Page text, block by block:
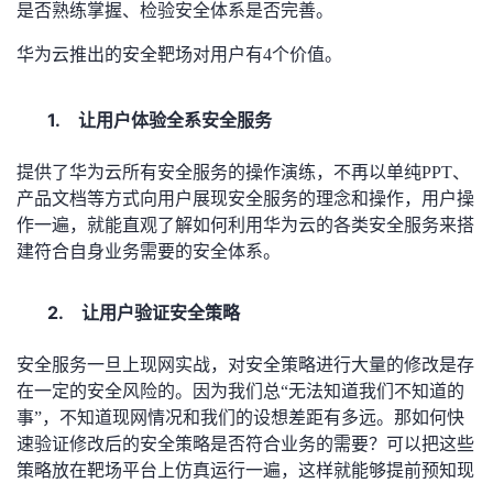
客
论
的
子
我
直
播
的
活
动
我
的
关
我
的
者
学
我
支
持
是否熟练掌握、检验安全体系是否完善。
华为云推出的安全靶场对用户有4个价值。
1. 让用户体验全系安全服务
提供了华为云所有安全服务的操作演练，不再以单纯PPT、
产品文档等方式向用户展现安全服务的理念和操作，用户操
作一遍，就能直观了解如何利用华为云的各类安全服务来搭
建符合自身业务需要的安全体系。
2. 让用户验证安全策略
安全服务一旦上现网实战，对安全策略进行大量的修改是存
在一定的安全风险的。因为我们总“无法知道我们不知道的
事”，不知道现网情况和我们的设想差距有多远。那如何快
速验证修改后的安全策略是否符合业务的需要？可以把这些
策略放在靶场平台上仿真运行一遍，这样就能够提前预知现